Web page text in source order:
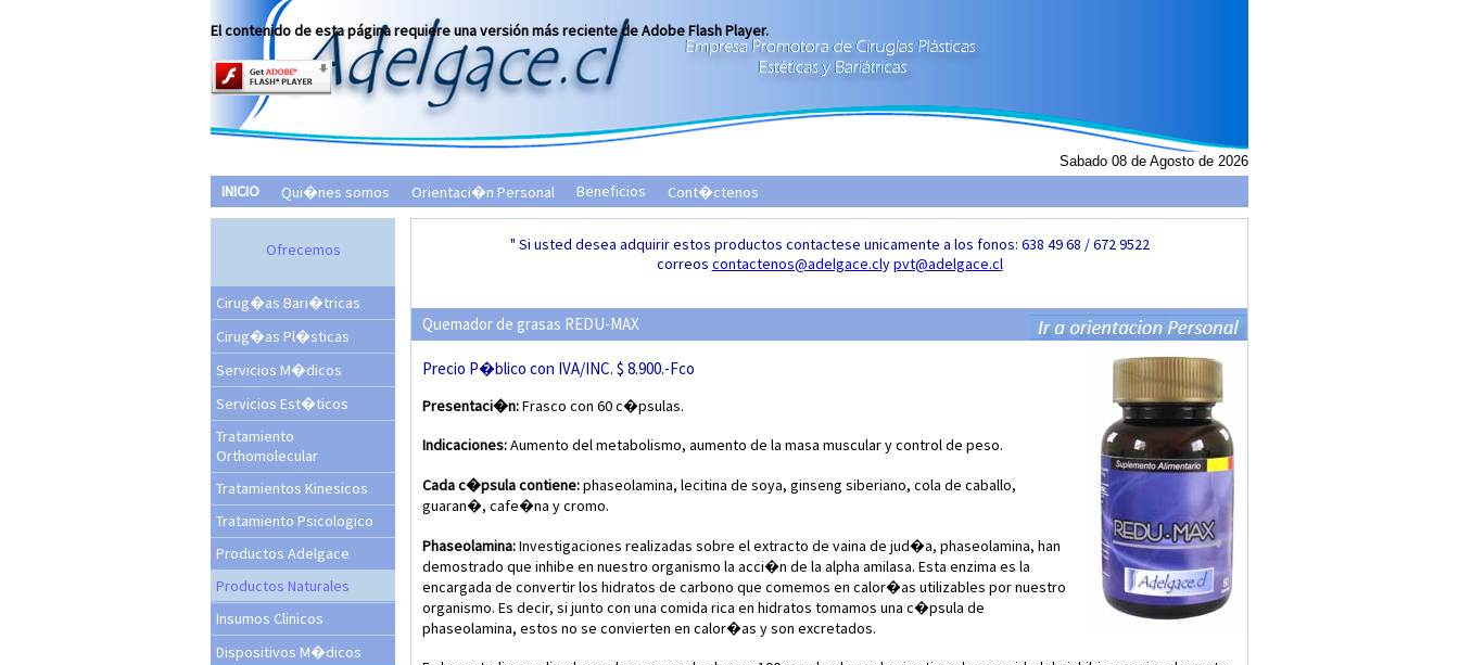
El contenido de esta página requiere una versión más reciente de Adobe Flash Player.
Sabado 08 de Agosto de 2026
INICIO Qui�nes somos Orientaci�n Personal Beneficios Cont�ctenos
Ofrecemos
Cirug�as Bari�tricas
Cirug�as Pl�sticas
Servicios M�dicos
Servicios Est�ticos
Tratamiento
Orthomolecular
Tratamientos Kinesicos
Tratamiento Psicologico
Productos Adelgace
Productos Naturales
Insumos Clinicos
Dispositivos M�dicos
" Si usted desea adquirir estos productos contactese unicamente a los fonos: 638 49 68 / 672 9522
correos contactenos@adelgace.clypvt@adelgace.cl
Quemador de grasas REDU-MAX
Precio P�blico con IVA/INC. $ 8.900.-Fco
Presentaci�n:Frasco con 60 c�psulas.
Indicaciones:Aumento del metabolismo, aumento de la masa muscular y control de peso.
Cada c�psula contiene:phaseolamina, lecitina de soya, ginseng siberiano, cola de caballo,
guaran�, cafe�na y cromo.
Phaseolamina:Investigaciones realizadas sobre el extracto de vaina de jud�a, phaseolamina, han
demostrado que inhibe en nuestro organismo la acci�n de la alpha amilasa. Esta enzima es la
encargada de convertir los hidratos de carbono que comemos en calor�as utilizables por nuestro
organismo. Es decir, si junto con una comida rica en hidratos tomamos una c�psula de
phaseolamina, estos no se convierten en calor�as y son excretados.